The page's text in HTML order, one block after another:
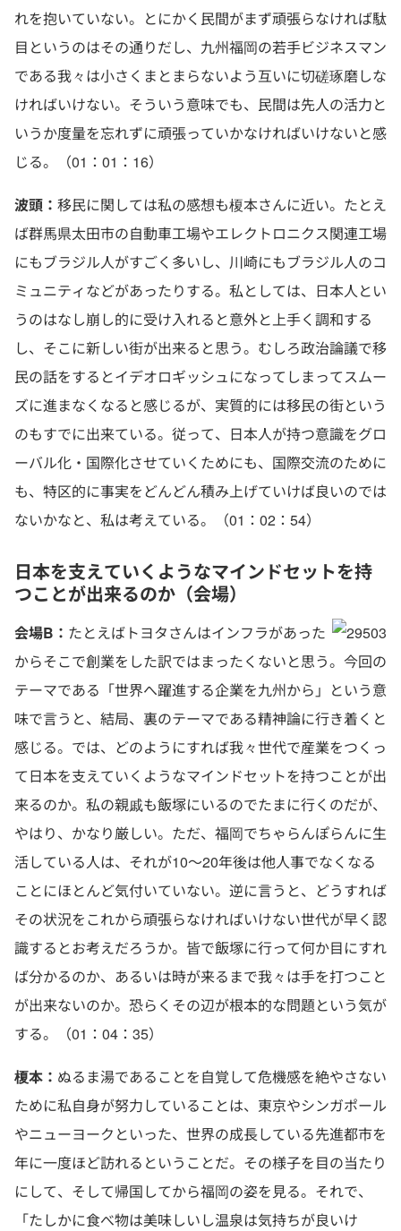
れを抱いていない。とにかく民間がまず頑張らなければ駄
目というのはその通りだし、九州福岡の若手ビジネスマン
である我々は小さくまとまらないよう互いに切磋琢磨しな
ければいけない。そういう意味でも、民間は先人の活力と
いうか度量を忘れずに頑張っていかなければいけないと感
じる。（01：01：16）
波頭： 移民に関しては私の感想も榎本さんに近い。たとえ
ば群馬県太田市の自動車工場やエレクトロニクス関連工場
にもブラジル人がすごく多いし、川崎にもブラジル人のコ
ミュニティなどがあったりする。私としては、日本人とい
うのはなし崩し的に受け入れると意外と上手く調和する
し、そこに新しい街が出来ると思う。むしろ政治論議で移
民の話をするとイデオロギッシュになってしまってスムー
ズに進まなくなると感じるが、実質的には移民の街という
のもすでに出来ている。従って、日本人が持つ意識をグロ
ーバル化・国際化させていくためにも、国際交流のために
も、特区的に事実をどんどん積み上げていけば良いのでは
ないかなと、私は考えている。（01：02：54）
日本を支えていくようなマインドセットを持
つことが出来るのか（会場）
会場B： たとえばトヨタさんはインフラがあった
からそこで創業をした訳ではまったくないと思う。今回の
テーマである「世界へ躍進する企業を九州から」という意
味で言うと、結局、裏のテーマである精神論に行き着くと
感じる。では、どのようにすれば我々世代で産業をつくっ
て日本を支えていくようなマインドセットを持つことが出
来るのか。私の親戚も飯塚にいるのでたまに行くのだが、
やはり、かなり厳しい。ただ、福岡でちゃらんぽらんに生
活している人は、それが10〜20年後は他人事でなくなる
ことにほとんど気付いていない。逆に言うと、どうすれば
その状況をこれから頑張らなければいけない世代が早く認
識するとお考えだろうか。皆で飯塚に行って何か目にすれ
ば分かるのか、あるいは時が来るまで我々は手を打つこと
が出来ないのか。恐らくその辺が根本的な問題という気が
する。（01：04：35）
榎本： ぬるま湯であることを自覚して危機感を絶やさない
ために私自身が努力していることは、東京やシンガポール
やニューヨークといった、世界の成長している先進都市を
年に一度ほど訪れるということだ。その様子を目の当たり
にして、そして帰国してから福岡の姿を見る。それで、
「たしかに食べ物は美味しいし温泉は気持ちが良いけ